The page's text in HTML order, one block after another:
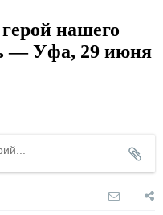
нашего
— Уфа, 29 июня